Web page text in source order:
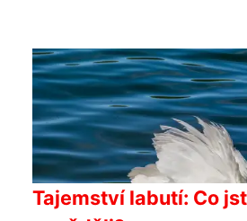
Tajemství labutí: Co